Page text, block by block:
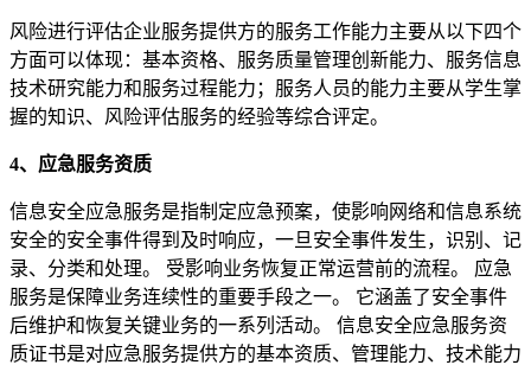
风险进行评估企业服务提供方的服务工作能力主要从以下四个
方面可以体现：基本资格、服务质量管理创新能力、服务信息
技术研究能力和服务过程能力；服务人员的能力主要从学生掌
握的知识、风险评估服务的经验等综合评定。
4、应急服务资质
信息安全应急服务是指制定应急预案，使影响网络和信息系统
安全的安全事件得到及时响应，一旦安全事件发生，识别、记
录、分类和处理。 受影响业务恢复正常运营前的流程。 应急
服务是保障业务连续性的重要手段之一。 它涵盖了安全事件
后维护和恢复关键业务的一系列活动。 信息安全应急服务资
质证书是对应急服务提供方的基本资质、管理能力、技术能力